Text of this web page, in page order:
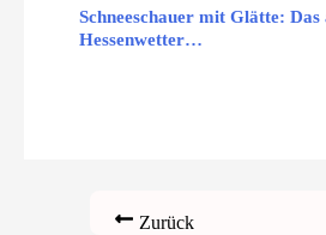
Schneeschauer mit Glätte: Das
Hessenwetter…
Zurück